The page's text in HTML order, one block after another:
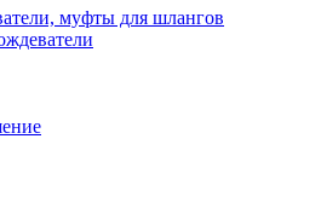
муфты для шлангов